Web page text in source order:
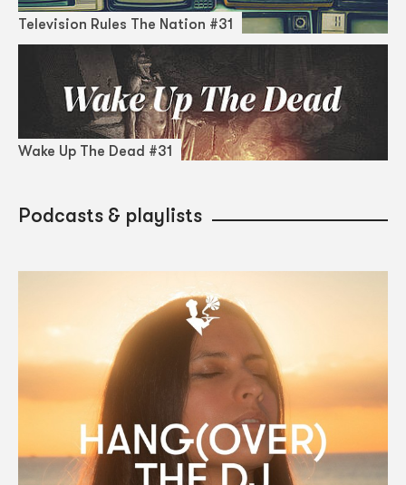
Television Rules The Nation #31
Wake Up The Dead #31
Podcasts & playlists